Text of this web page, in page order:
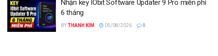
Nhận key IObit Software Updater 9 Pro miễn phí
6 tháng
BYTHANH KIM 05/08/2026 0